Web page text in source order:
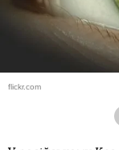
flickr.com